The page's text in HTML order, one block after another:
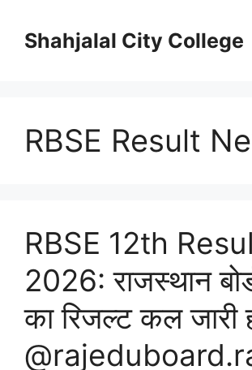
Shahjalal City College
RBSE Result
RBSE 12th
2026: राजस्थान
का रिजल्ट कल जारी